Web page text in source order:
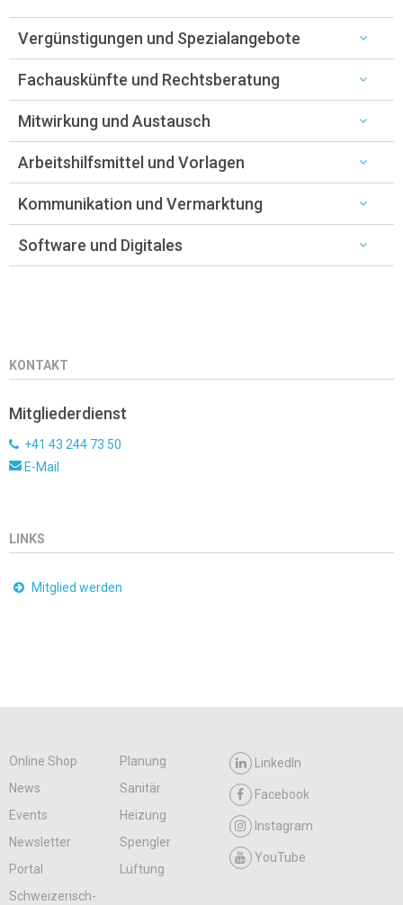
Vergünstigungen und Spezialangebote
Fachauskünfte und Rechtsberatung
Mitwirkung und Austausch
Arbeitshilfsmittel und Vorlagen
Kommunikation und Vermarktung
Software und Digitales
KONTAKT
Mitgliederdienst
+41 43 244 73 50
E-Mail
LINKS
Mitglied werden
Online Shop
Planung
News
Sanitär
Events
Heizung
Newsletter
Spengler
Portal
Lüftung
LinkedIn
Facebook
Instagram
YouTube
Schweizerisch-